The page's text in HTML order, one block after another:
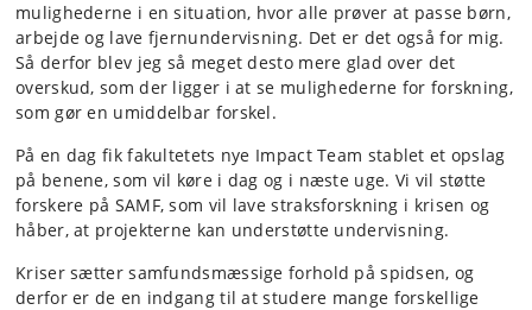
mulighederne i en situation, hvor alle prøver at passe børn,
arbejde og lave fjernundervisning. Det er det også for mig.
Så derfor blev jeg så meget desto mere glad over det
overskud, som der ligger i at se mulighederne for forskning,
som gør en umiddelbar forskel.
På en dag fik fakultetets nye Impact Team stablet et opslag
på benene, som vil køre i dag og i næste uge. Vi vil støtte
forskere på SAMF, som vil lave straksforskning i krisen og
håber, at projekterne kan understøtte undervisning.
Kriser sætter samfundsmæssige forhold på spidsen, og
derfor er de en indgang til at studere mange forskellige